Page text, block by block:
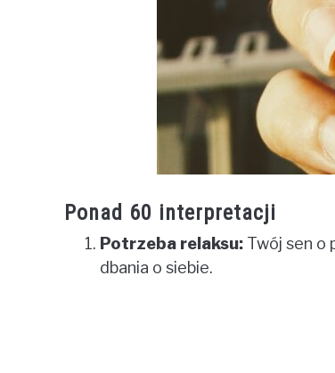
Ponad 60 interpretacji
Potrzeba relaksu: Twój sen o
dbania o siebie.